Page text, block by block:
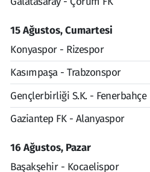
15 Ağustos, Cumartesi
Konyaspor - Rizespor
Kasımpaşa - Trabzonspor
Gençlerbirliği S.K. - Fenerbahçe
Gaziantep FK - Alanyaspor
16 Ağustos, Pazar
Başakşehir - Kocaelispor